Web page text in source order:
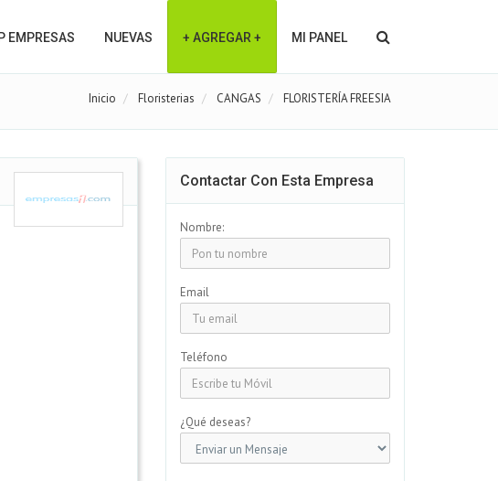
EMPRESAS NUEVAS + AGREGAR + MI PANEL
Inicio Floristerias CANGAS FLORISTERÍA FREESIA
Contactar Con Esta Empresa
Nombre:
Email
Teléfono
¿Qué deseas?